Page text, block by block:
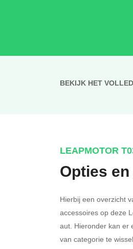
BEKIJK HET
LEAPMOTOR
Opties
Hierbij een overzicht
accessoires op deze
aut. Hieronder kan er
van categorie te